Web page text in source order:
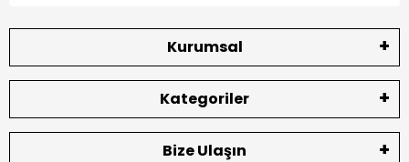
Kurumsal
Kategoriler
Bize Ulaşın